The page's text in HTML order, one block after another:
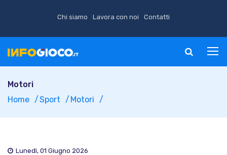
Chi siamo Lavora con noi Contatti
Motori
Home
Sport Motori
Lunedì, 01 Giugno 2026